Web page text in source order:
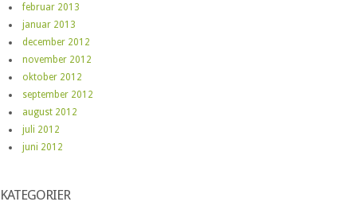
februar 2013
januar 2013
december 2012
november 2012
oktober 2012
september 2012
august 2012
juli 2012
juni 2012
KATEGORIER